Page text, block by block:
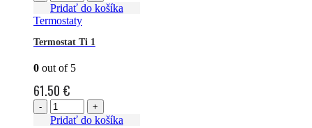
Pridať do košíka
Termostaty
Termostat Ti 1
0 out of 5
61.50 €
- +
Pridať do košíka